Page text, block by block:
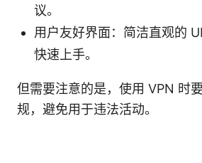
议。
用户友好界面：简洁直观的
快速上手。
但需要注意的是，使用 VPN 时
规，避免用于违法活动。